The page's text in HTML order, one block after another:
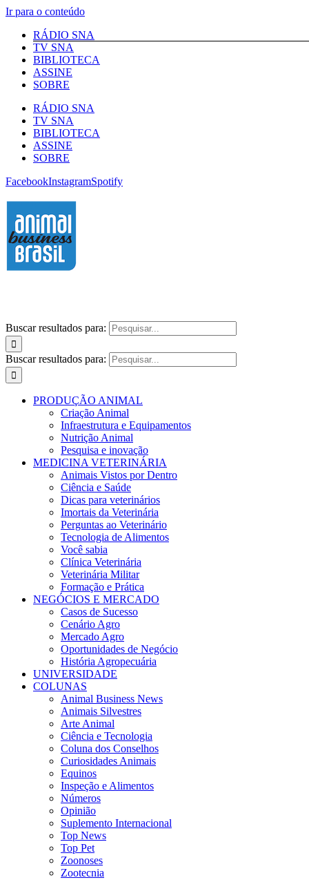
Ir para o conteúdo
RÁDIO SNA
TV SNA
BIBLIOTECA
ASSINE
SOBRE
RÁDIO SNA
TV SNA
BIBLIOTECA
ASSINE
SOBRE
FacebookInstagramSpotify
Buscar resultados para:
Buscar resultados para:
PRODUÇÃO ANIMAL
Criação Animal
Infraestrutura e Equipamentos
Nutrição Animal
Pesquisa e inovação
MEDICINA VETERINÁRIA
Animais Vistos por Dentro
Ciência e Saúde
Dicas para veterinários
Imortais da Veterinária
Perguntas ao Veterinário
Tecnologia de Alimentos
Você sabia
Clínica Veterinária
Veterinária Militar
Formação e Prática
NEGÓCIOS E MERCADO
Casos de Sucesso
Cenário Agro
Mercado Agro
Oportunidades de Negócio
História Agropecuária
UNIVERSIDADE
COLUNAS
Animal Business News
Animais Silvestres
Arte Animal
Ciência e Tecnologia
Coluna dos Conselhos
Curiosidades Animais
Equinos
Inspeção e Alimentos
Números
Opinião
Suplemento Internacional
Top News
Top Pet
Zoonoses
Zootecnia